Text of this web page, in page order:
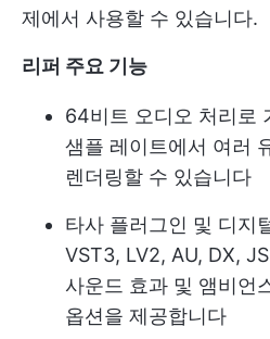
제에서 사용할 수 있습니다.
리퍼 주요 기능
64비트 오디오 처리로
샘플 레이트에서 여러
렌더링할 수 있습니다
타사 플러그인 및 디지
VST3, LV2, AU, DX,
사운드 효과 및 앰비언
옵션을 제공합니다